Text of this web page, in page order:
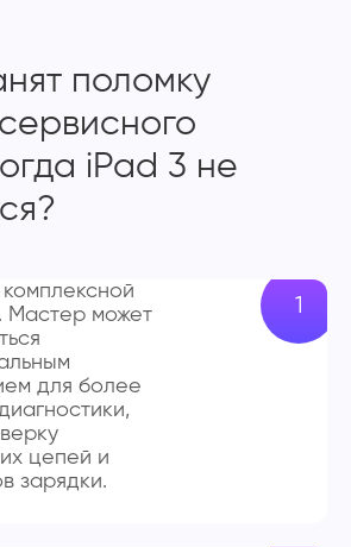
поломку
iPad 3 не
Мастер может
для более
цепей и
зарядки.